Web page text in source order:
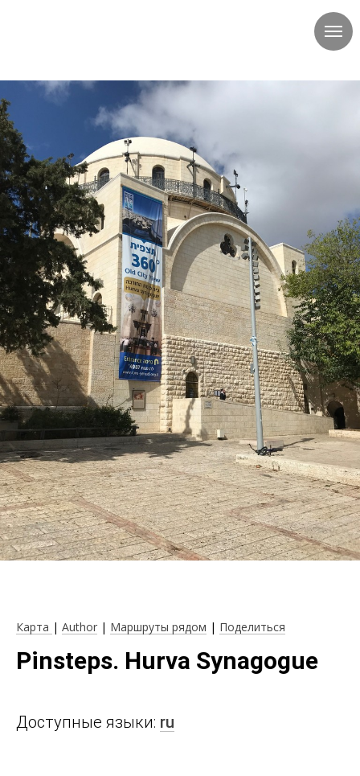
Карта | Author | Маршруты рядом | Поделиться
Pinsteps. Hurva Synagogue
Доступные языки: ru